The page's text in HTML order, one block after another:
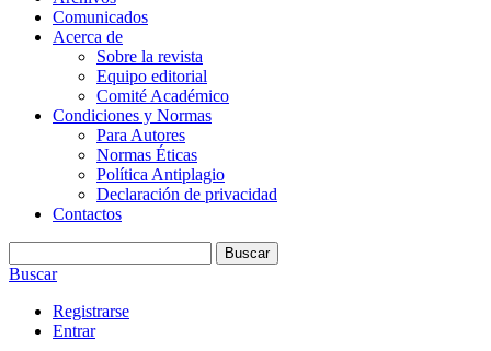
Comunicados
Acerca de
Sobre la revista
Equipo editorial
Comité Académico
Condiciones y Normas
Para Autores
Normas Éticas
Política Antiplagio
Declaración de privacidad
Contactos
Buscar
Buscar
Registrarse
Entrar